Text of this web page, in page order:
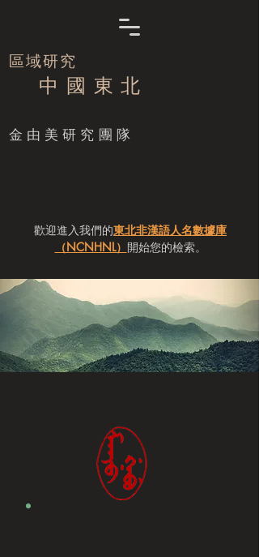
區域研究
中 國 東 北
​金由美研究團隊
歡迎進入我們的東北非漢語人名數據庫
（NCNHNL） 開始您的檢索。